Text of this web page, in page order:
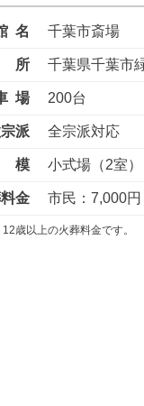
名 千葉市斎場
千葉県千葉市
場 200台
派 全宗派対応
小式場（2室
金 市民：7,000
歳以上の火葬料金です。